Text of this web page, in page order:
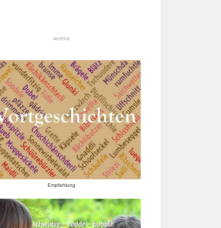
ANZEIGE
Empfehlung